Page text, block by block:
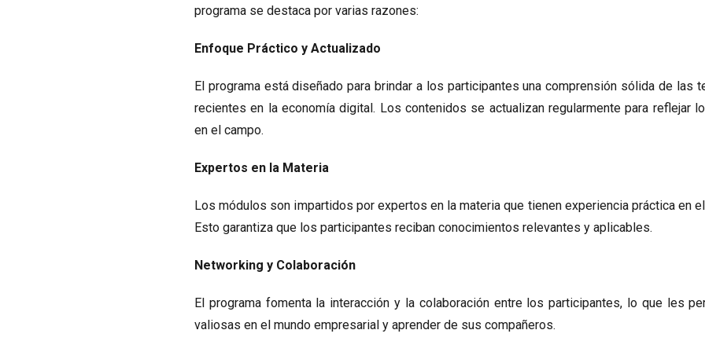
programa se destaca por varias razones:
Enfoque Práctico y Actualizado
El programa está diseñado para brindar a los participantes una comprensión sólida de las
recientes en la economía digital. Los contenidos se actualizan regularmente para reflejar
en el campo.
Expertos en la Materia
Los módulos son impartidos por expertos en la materia que tienen experiencia práctica en
Esto garantiza que los participantes reciban conocimientos relevantes y aplicables.
Networking y Colaboración
El programa fomenta la interacción y la colaboración entre los participantes, lo que les
valiosas en el mundo empresarial y aprender de sus compañeros.